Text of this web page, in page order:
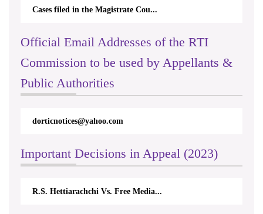
Cases filed in the Magistrate Cou...
Official Email Addresses of the RTI
Commission to be used by Appellants &
Public Authorities
dorticnotices@yahoo.com
Important Decisions in Appeal (2023)
R.S. Hettiarachchi Vs. Free Media...